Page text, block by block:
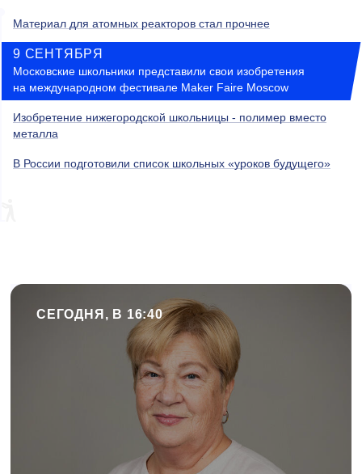
Материал для атомных реакторов стал прочнее
9 СЕНТЯБРЯ
Московские школьники представили свои изобретения
на международном фестивале Maker Faire Moscow
Изобретение нижегородской школьницы - полимер вместо
металла
В России подготовили список школьных «уроков будущего»
СЕГОДНЯ, В 16:40